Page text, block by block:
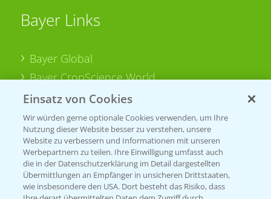
Bayer Links
Bayer Global
Bayer CropScience World
Bayer Karriere
Bayer CropScience Austria
Bayer CropScience Schweiz
Presse
Vegetables Deutschland
Einsatz von Cookies
Wir würden gerne optionale Cookies verwenden, um Ihre
Nutzung dieser Website besser zu verstehen, unsere
Website zu verbessern und Informationen mit unseren
Werbepartnern zu teilen. Ihre Einwilligung umfasst auch
die in der Datenschutzerklärung im Detail dargestellten
Übermittlungen an Empfänger in unsicheren Drittstaaten,
wie insbesondere den USA. Dort besteht das Risiko, dass